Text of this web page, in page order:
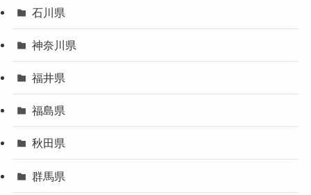
石川県
神奈川県
福井県
福島県
秋田県
群馬県